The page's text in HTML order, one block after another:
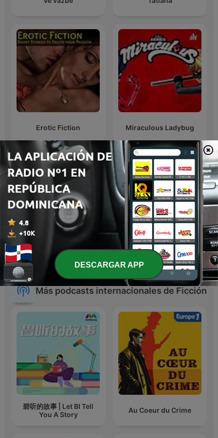
Erotic Fiction Miraculous Ladybug
Ven!!? Nos Ven !!?? La Reina del Flow
Más podcasts internacionales de Ficción
碧听的故事 | Let BI Tell
You A Story
Au Coeur du Crime
DESCARGAR APP